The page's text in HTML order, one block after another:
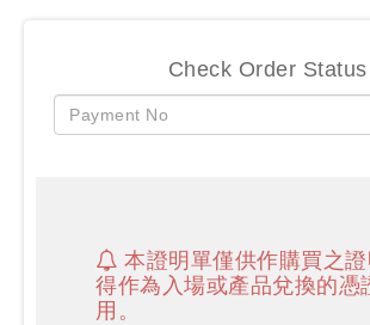
Check Order Status
本證明單僅供作購買之
得作為入場或產品兌換的憑
用。